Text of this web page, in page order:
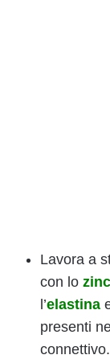
Lavora a
con lo
l’elastina
presenti
connettivo.